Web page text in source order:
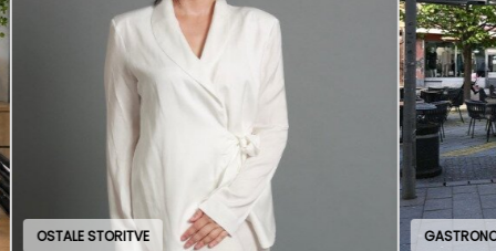
GASTRONOMIJA IN GOSTINSTVO